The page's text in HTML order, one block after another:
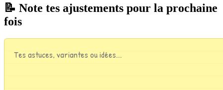
📝 Note tes ajustements pour la prochaine
fois